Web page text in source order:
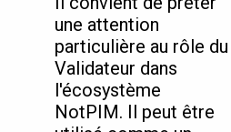
une attention
particulière au rôle du
Validateur dans
l'écosystème
NotPIM. Il peut être